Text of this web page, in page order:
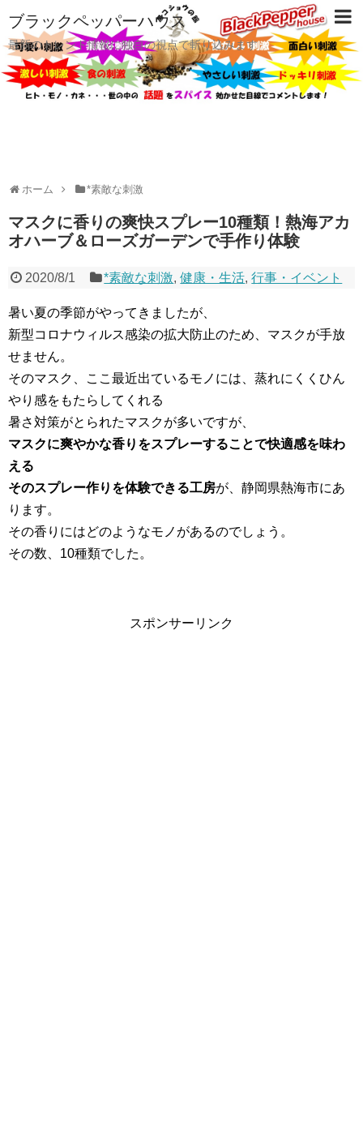
ブラックペッパーハウス
最新のトレンド情報に独自の視点で斬り込みます
ホーム *素敵な刺激
マスクに香りの爽快スプレー10種類！熱海アカ
オハーブ＆ローズガーデンで手作り体験
2020/8/1 *素敵な刺激,健康・生活,行事・イベント
暑い夏の季節がやってきましたが、
新型コロナウィルス感染の拡大防止のため、マスクが手放
せません。
そのマスク、ここ最近出ているモノには、蒸れにくくひん
やり感をもたらしてくれる
暑さ対策がとられたマスクが多いですが、
マスクに爽やかな香りをスプレーすることで快適感を味わ
える
そのスプレー作りを体験できる工房が、静岡県熱海市にあ
ります。
その香りにはどのようなモノがあるのでしょう。
その数、10種類でした。
スポンサーリンク